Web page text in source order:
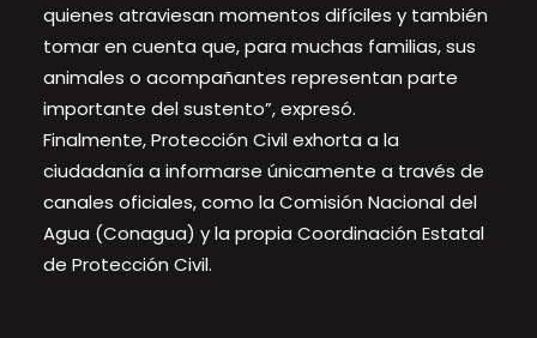
quienes atraviesan momentos difíciles y también
tomar en cuenta que, para muchas familias, sus
animales o acompañantes representan parte
importante del sustento”, expresó.
Finalmente, Protección Civil exhorta a la
ciudadanía a informarse únicamente a través de
canales oficiales, como la Comisión Nacional del
Agua (Conagua) y la propia Coordinación Estatal
de Protección Civil.